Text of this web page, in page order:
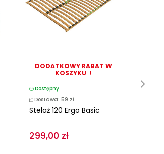
DODATKOWY RABAT W
KOSZYKU !
Dostępny
Dostawa: 59 zł
Stelaż 120 Ergo Basic
299,00 zł